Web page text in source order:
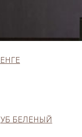
БЕЛЕНЫЙ